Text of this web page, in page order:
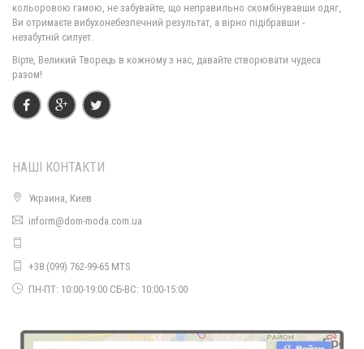
кольоровою гамою, не забувайте, що неправильно скомбінувавши одяг,
Ви отримаєте вибухонебезпечний результат, а вірно підібравши -
незабутній силует.
Вірте, Великий Творець в кожному з нас, давайте створювати чудеса
разом!
НАШІ КОНТАКТИ
Украина, Киев
inform@dom-moda.com.ua
+38 (099) 762-99-65 MTS
ПН-ПТ: 10:00-19:00 СБ-ВС: 10:00-15:00